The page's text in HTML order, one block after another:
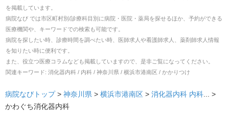
を掲載しています。
病院なび では市区町村別/診療科目別に病院・医院・薬局を探せるほか、予約ができる
医療機関や、キーワードでの検索も可能です。
病院を探したい時、診療時間を調べたい時、医師求人や看護師求人、薬剤師求人情報
を知りたい時に便利です。
また、役立つ医療コラムなども掲載していますので、是非ご覧になってください。
関連キーワード: 消化器内科 / 内科 / 神奈川県 / 横浜市港南区 / かかりつけ
病院なびトップ > 神奈川県 > 横浜市港南区 > 消化器内科 内科 ... >
かわぐち消化器内科